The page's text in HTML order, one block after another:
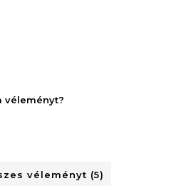
véleményt?
véleményt (5)